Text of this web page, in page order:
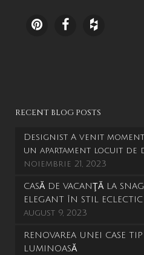
RECENT BLOG POSTS
Designist A venit
un apartament locuit de
noiembrie 21, 2023
CASĂ DE VACANŢĂ LA
ELEGANT ÎN STIL ECLECTIC
august 9, 2023
RENOVAREA UNEI CASE
LUMINOASĂ